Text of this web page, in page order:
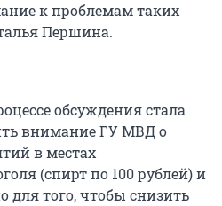
к проблемам таких
Першина.
обсуждения стала
внимание ГУ МВД о
в местах
(спирт по 100 рублей) и
для того, чтобы снизить